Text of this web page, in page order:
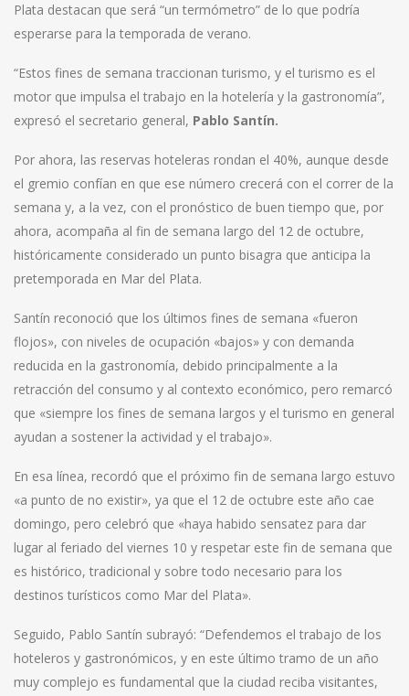
Plata destacan que será “un termómetro” de lo que podría
esperarse para la temporada de verano.
“Estos fines de semana traccionan turismo, y el turismo es el
motor que impulsa el trabajo en la hotelería y la gastronomía”,
expresó el secretario general, Pablo Santín.
Por ahora, las reservas hoteleras rondan el 40%, aunque desde
el gremio confían en que ese número crecerá con el correr de la
semana y, a la vez, con el pronóstico de buen tiempo que, por
ahora, acompaña al fin de semana largo del 12 de octubre,
históricamente considerado un punto bisagra que anticipa la
pretemporada en Mar del Plata.
Santín reconoció que los últimos fines de semana «fueron
flojos», con niveles de ocupación «bajos» y con demanda
reducida en la gastronomía, debido principalmente a la
retracción del consumo y al contexto económico, pero remarcó
que «siempre los fines de semana largos y el turismo en general
ayudan a sostener la actividad y el trabajo».
En esa línea, recordó que el próximo fin de semana largo estuvo
«a punto de no existir», ya que el 12 de octubre este año cae
domingo, pero celebró que «haya habido sensatez para dar
lugar al feriado del viernes 10 y respetar este fin de semana que
es histórico, tradicional y sobre todo necesario para los
destinos turísticos como Mar del Plata».
Seguido, Pablo Santín subrayó: “Defendemos el trabajo de los
hoteleros y gastronómicos, y en este último tramo de un año
muy complejo es fundamental que la ciudad reciba visitantes,